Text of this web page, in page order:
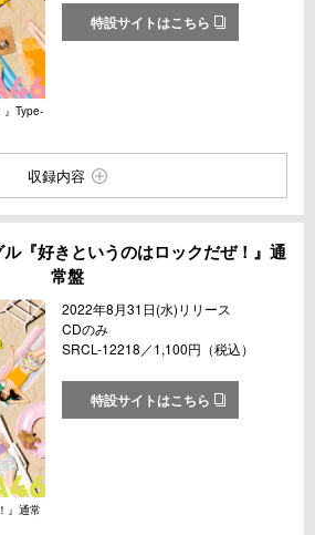
』Type-
特設サイトはこちら
収録内容
『好きというのはロックだぜ！』通
常盤
』通常
2022年8月31日(水)リリース
CDのみ
SRCL-12218／1,100円（税込）
特設サイトはこちら